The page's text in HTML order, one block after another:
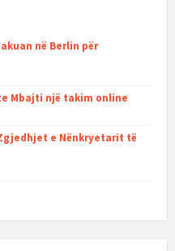
në Berlin për
Mbajti një takim online
e Nënkryetarit të